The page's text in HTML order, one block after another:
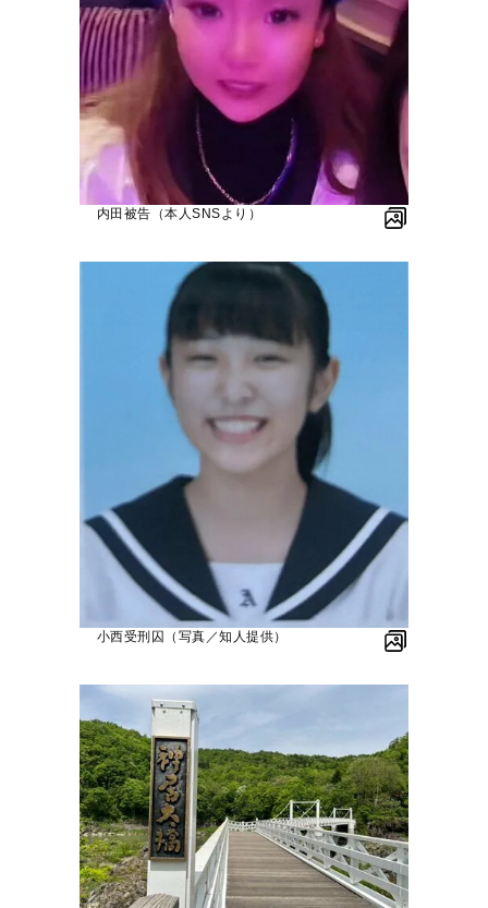
内田被告（本人SNSより）
小西受刑囚（写真／知人提供）